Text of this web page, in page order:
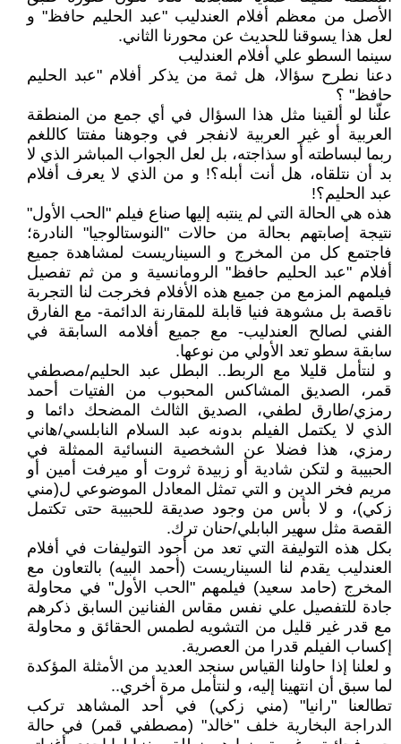
الأصل من معظم أفلام العندليب "عبد الحليم حافظ" و
لعل هذا يسوقنا للحديث عن محورنا الثاني.
سينما السطو علي أفلام العندليب
دعنا نطرح سؤالا، هل ثمة من يذكر أفلام "عبد الحليم
حافظ" ؟
علّنا لو ألقينا مثل هذا السؤال في أي جمع من المنطقة
العربية أو غير العربية لانفجر في وجوهنا مفتتا كاللغم
ربما لبساطته أو سذاجته، بل لعل الجواب المباشر الذي لا
بد أن نتلقاه، هل أنت أبله؟! و من الذي لا يعرف أفلام
عبد الحليم؟!
هذه هي الحالة التي لم ينتبه إليها صناع فيلم "الحب الأول"
نتيجة إصابتهم بحالة من حالات "النوستالوجيا" النادرة؛
فاجتمع كل من المخرج و السيناريست لمشاهدة جميع
أفلام "عبد الحليم حافظ" الرومانسية و من ثم تفصيل
فيلمهم المزمع من جميع هذه الأفلام فخرجت لنا التجربة
ناقصة بل مشوهة فنيا قابلة للمقارنة الدائمة- مع الفارق
الفني لصالح العندليب- مع جميع أفلامه السابقة في
سابقة سطو تعد الأولي من نوعها.
و لنتأمل قليلا مع الربط.. البطل عبد الحليم/مصطفي
قمر، الصديق المشاكس المحبوب من الفتيات أحمد
رمزي/طارق لطفي، الصديق الثالث المضحك دائما و
الذي لا يكتمل الفيلم بدونه عبد السلام النابلسي/هاني
رمزي، هذا فضلا عن الشخصية النسائية الممثلة في
الحبيبة و لتكن شادية أو زبيدة ثروت أو ميرفت أمين أو
مريم فخر الدين و التي تمثل المعادل الموضوعي ل(مني
زكي)، و لا بأس من وجود صديقة للحبيبة حتى تكتمل
القصة مثل سهير البابلي/حنان ترك.
بكل هذه التوليفة التي تعد من أجود التوليفات في أفلام
العندليب يقدم لنا السيناريست (أحمد البيه) بالتعاون مع
المخرج (حامد سعيد) فيلمهم "الحب الأول" في محاولة
جادة للتفصيل علي نفس مقاس الفنانين السابق ذكرهم
مع قدر غير قليل من التشويه لطمس الحقائق و محاولة
إكساب الفيلم قدرا من العصرية.
و لعلنا إذا حاولنا القياس سنجد العديد من الأمثلة المؤكدة
لما سبق أن انتهينا إليه، و لنتأمل مرة أخري..
تطالعنا "رانيا" (مني زكي) في أحد المشاهد تركب
الدراجة البخارية خلف "خالد" (مصطفي قمر) في حالة